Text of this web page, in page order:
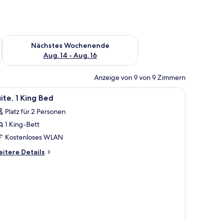
Aug. 7 - Aug. 9.
Nächstes Wochenende
Aug. 14 - Aug. 16
Überprüfe die Verfügbarkeit für nächstes Wochenende, Aug.
Anzeige von 9 von 9 Zimmern
einem Fenster mit Vorhängen.
1 1 King Bed
Platz für 2 Personen
1 King-Bett
Kostenloses WLAN
Details